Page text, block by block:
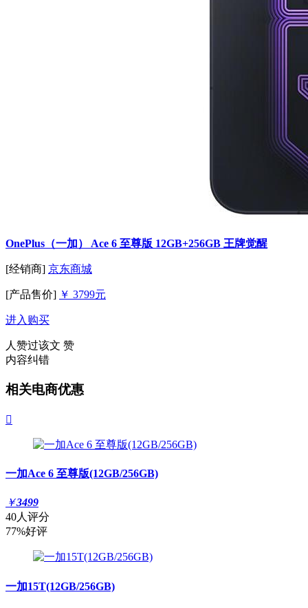
OnePlus（一加） Ace 6 至尊版 12GB+256GB 王牌觉醒
[经销商] 京东商城
[产品售价] ￥ 3799元
进入购买
人赞过该文 赞
内容纠错
相关电商优惠

一加Ace 6 至尊版(12GB/256GB)
￥3499
40人评分
77%好评
一加15T(12GB/256GB)